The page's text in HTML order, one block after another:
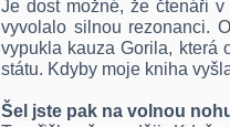
Je dost možné, že čtenáři
vyvolalo silnou rezonanci.
vypukla kauza Gorila, která
státu. Kdyby moje kniha
Šel jste pak na volnou